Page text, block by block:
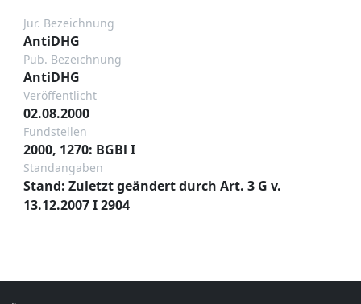
Jur. Bezeichnung
AntiDHG
Pub. Bezeichnung
AntiDHG
Veröffentlicht
02.08.2000
Fundstellen
2000, 1270: BGBl I
Standangaben
Stand: Zuletzt geändert durch Art. 3 G v.
13.12.2007 I 2904